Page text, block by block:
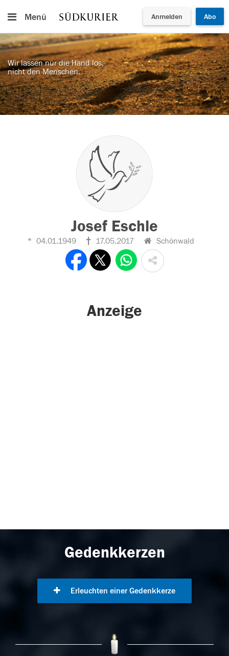
Menü Anmelden Abo
Wir lassen nur die Hand los,
nicht den Menschen.
Josef Eschle
04.01.1949 17.05.2017 Schönwald
Anzeige
Gedenkkerzen
Erleuchten einer Gedenkkerze